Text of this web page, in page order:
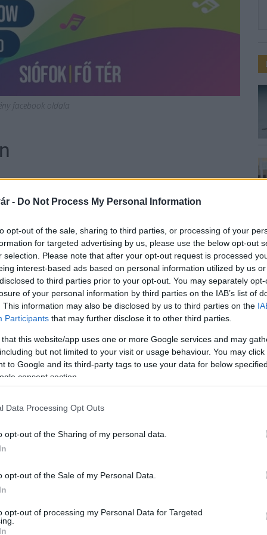
- Do Not Process My Personal Information
opt-out of the sale, sharing to third parties, or processing of your
for targeted advertising by us, please use the below opt-out
selection. Please note that after your opt-out request is processed
interest-based ads based on personal information utilized by us
to third parties prior to your opt-out. You may separately
of your personal information by third parties on the IAB’s list of
This information may also be disclosed by us to third parties on the
Participants that may further disclose it to other third parties.
that this website/app uses one or more Google services and may
but not limited to your visit or usage behaviour. You may
to Google and its third-party tags to use your data for below
consent section.
Data Processing Opt Outs
opt-out of the Sharing of my personal data.
opt-out of the Sale of my Personal Data.
opt-out of processing my Personal Data for Targeted
facebook oldala
családi programokat is kínál a Siófoki
sor a Balaton-parti városban.
megrendezendő esemény gasztrokínálatából a
d’Or magyar bajnok részvételével bíráló szakmai
bárki megkóstolhat - olvasható a
szervezők
és fish food verseny Halpiknik, illetve
halas foglalkozás, és a vendégeket olyan neves
Klári, a Nemzeti Filharmonikusok, a Follow the
a Fő téren Magyarország "halas városai": Baja,
készülnek a fesztiválra, a Siófoki Szakképzési
középiskolája közös főzéssel ünnepli idén
ban hívták életre. A város a rendezvénnyel
népszerűsítése.